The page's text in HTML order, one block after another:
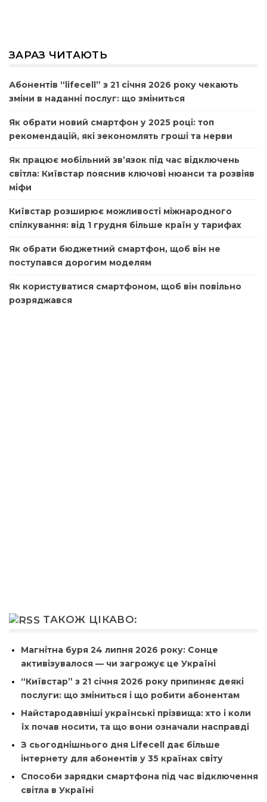
ЗАРАЗ ЧИТАЮТЬ
Абонентів “lifecell” з 21 січня 2026 року чекають
зміни в наданні послуг: що зміниться
Як обрати новий смартфон у 2025 році: топ
рекомендацій, які зекономлять гроші та нерви
Як працює мобільний зв’язок під час відключень
світла: Київстар пояснив ключові нюанси та розвіяв
міфи
Київстар розширює можливості міжнародного
спілкування: від 1 грудня більше країн у тарифах
Як обрати бюджетний смартфон, щоб він не
поступався дорогим моделям
Як користуватися смартфоном, щоб він повільно
розряджався
ТАКОЖ ЦІКАВО:
Магнітна буря 24 липня 2026 року: Сонце
активізувалося — чи загрожує це Україні
“Київстар” з 21 січня 2026 року припиняє деякі
послуги: що зміниться і що робити абонентам
Найстародавніші українські прізвища: хто і коли
їх почав носити, та що вони означали насправді
З сьогоднішнього дня Lifecell дає більше
інтернету для абонентів у 35 країнах світу
Способи зарядки смартфона під час відключення
світла в Україні